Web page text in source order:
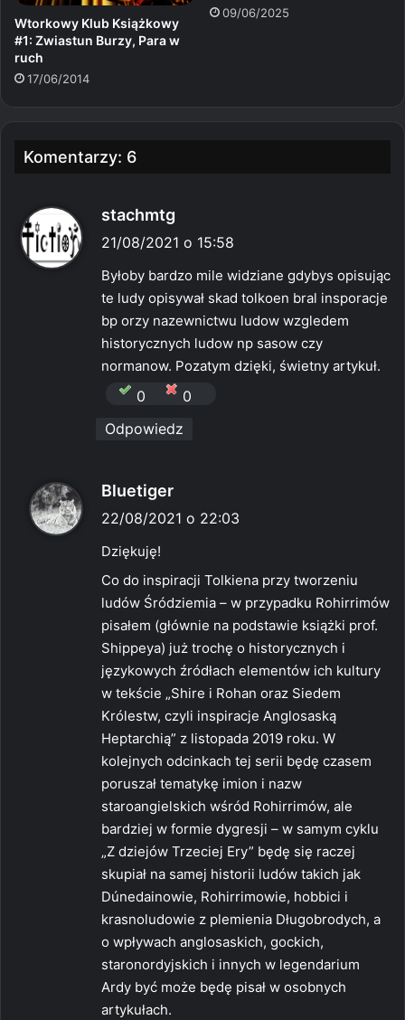
Wtorkowy Klub Książkowy
#1: Zwiastun Burzy, Para w
ruch
17/06/2014
09/06/2025
Komentarzy: 6
stachmtg
i
e
:
21/08/2021 o 15:58
Byłoby bardzo mile widziane gdybys opisując
te ludy opisywał skad tolkoen bral insporacje
bp orzy nazewnictwu ludow wzgledem
historycznych ludow np sasow czy
normanow. Pozatym dzięki, świetny artykuł.
0
0
Odpowiedz
Bluetiger
i
e
:
22/08/2021 o 22:03
Dziękuję!
Co do inspiracji Tolkiena przy tworzeniu
ludów Śródziemia – w przypadku Rohirrimów
pisałem (głównie na podstawie książki prof.
Shippeya) już trochę o historycznych i
językowych źródłach elementów ich kultury
w tekście „Shire i Rohan oraz Siedem
Królestw, czyli inspiracje Anglosaską
Heptarchią” z listopada 2019 roku. W
kolejnych odcinkach tej serii będę czasem
poruszał tematykę imion i nazw
staroangielskich wśród Rohirrimów, ale
bardziej w formie dygresji – w samym cyklu
„Z dziejów Trzeciej Ery” będę się raczej
skupiał na samej historii ludów takich jak
Dúnedainowie, Rohirrimowie, hobbici i
krasnoludowie z plemienia Długobrodych, a
o wpływach anglosaskich, gockich,
staronordyjskich i innych w legendarium
Ardy być może będę pisał w osobnych
artykułach.